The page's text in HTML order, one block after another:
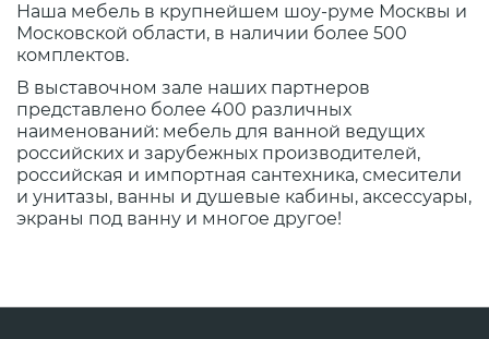
Наша мебель в крупнейшем шоу-руме Москвы и
Московской области, в наличии более 500
комплектов.
В выставочном зале наших партнеров
представлено более 400 различных
наименований: мебель для ванной ведущих
российских и зарубежных производителей,
российская и импортная сантехника, смесители
и унитазы, ванны и душевые кабины, аксессуары,
экраны под ванну и многое другое!